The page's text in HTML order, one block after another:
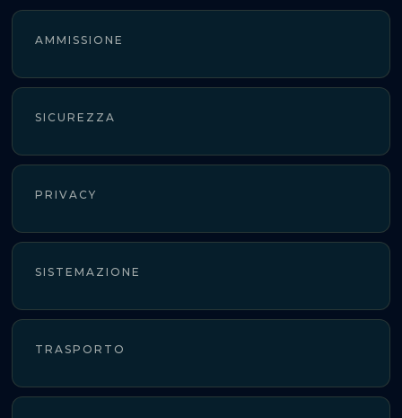
AMMISSIONE
SICUREZZA
PRIVACY
SISTEMAZIONE
TRASPORTO